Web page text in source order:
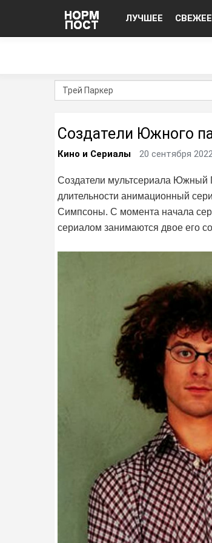
ЛУЧШЕЕ СВЕЖЕЕ
Создатели Южного
Кино и Сериалы 20 сентября
Создатели мультсериала Южный
длительности анимационный
Симпсоны. С момента начала
сериалом занимаются двое его